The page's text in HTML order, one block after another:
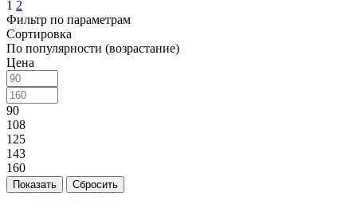
1 2
Фильтр по параметрам
Сортировка
По популярности (возрастание)
Цена
90
108
125
143
160
Сбросить